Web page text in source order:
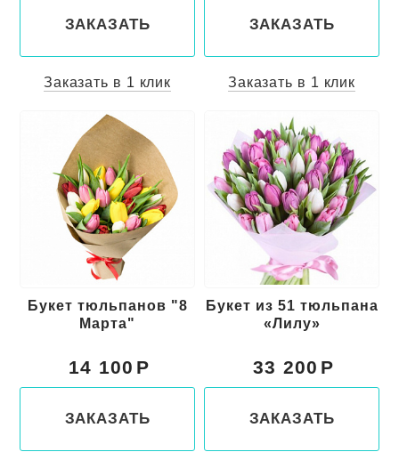
ЗАКАЗАТЬ
Заказать в 1 клик
ЗАКАЗАТЬ
Заказать в 1 клик
Букет тюльпанов "8
Марта"
14 100
ЗАКАЗАТЬ
Букет из 51 тюльпана
«Лилу»
33 200
ЗАКАЗАТЬ